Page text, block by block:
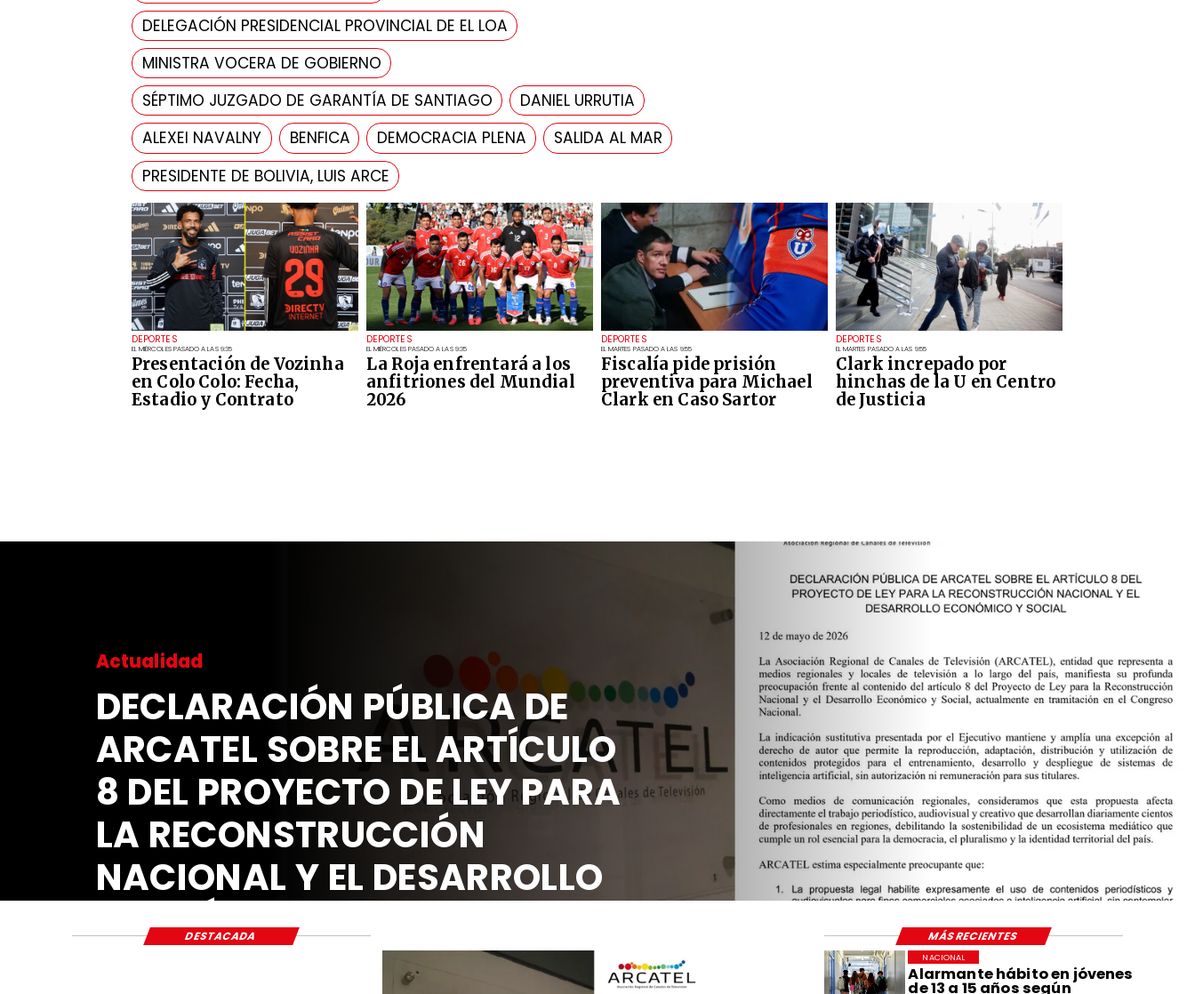
DEPORTES
EL MIÉRCOLES PASADO A LAS 9:35
Presentación de Vozinha
en Colo Colo: Fecha,
Estadio y Contrato
DEPORTES
EL MIÉRCOLES PASADO A LAS 9:35
La Roja enfrentará a los
anfitriones del Mundial
2026
DEPORTES
EL MARTES PASADO A LAS 9:55
Fiscalía pide prisión
preventiva para Michael
Clark en Caso Sartor
DEPORTES
EL MARTES PASADO A LAS 9:55
Clark increpado por
hinchas de la U en Centro
de Justicia
DELEGACIÓN PRESIDENCIAL PROVINCIAL DE EL LOA
MINISTRA VOCERA DE GOBIERNO
SÉPTIMO JUZGADO DE GARANTÍA DE SANTIAGO
DANIEL URRUTIA
ALEXEI NAVALNY
BENFICA DEMOCRACIA PLENA
SALIDA AL MAR
PRESIDENTE DE BOLIVIA, LUIS ARCE
Actualidad
DECLARACIÓN PÚBLICA DE
ARCATEL SOBRE EL ARTÍCULO
8 DEL PROYECTO DE LEY PARA
LA RECONSTRUCCIÓN
NACIONAL Y EL DESARROLLO
ECONÓMICO Y SOCIAL
Alarmante hábito en jóvenes
de 13 a 15 años según
NACIONAL
DESTACADA MÁS RECIENTES